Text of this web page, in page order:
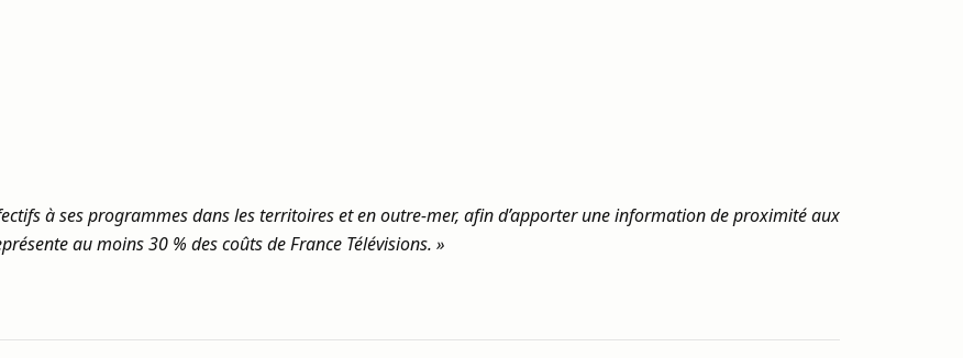
à ses programmes dans les territoires et en outre‑mer, afin d’apporter une information de proximité aux
au moins 30 % des coûts de France Télévisions. »